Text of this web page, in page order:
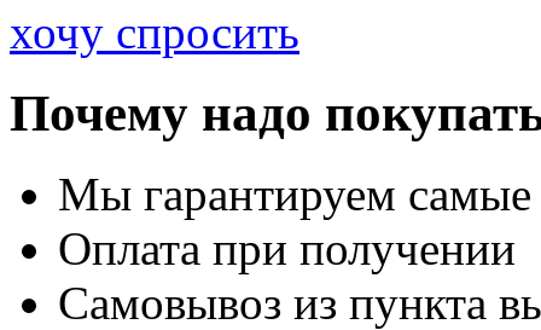
хочу спросить
Почему надо
Мы гарантируем
Оплата при получении
Самовывоз из пункта